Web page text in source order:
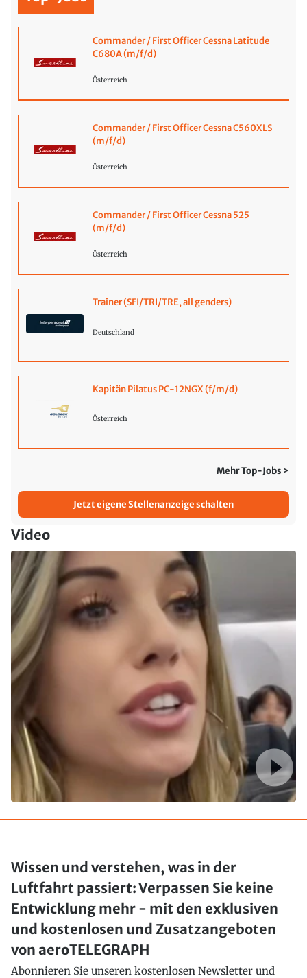
Commander / First Officer Cessna Latitude
C680A (m/f/d)
Österreich
Commander / First Officer Cessna C560XLS
(m/f/d)
Österreich
Commander / First Officer Cessna 525
(m/f/d)
Österreich
Trainer (SFI/TRI/TRE, all genders)
Deutschland
Kapitän Pilatus PC-12NGX (f/m/d)
Österreich
Mehr Top-Jobs >
Jetzt eigene Stellenanzeige schalten
Video
Wissen und verstehen, was in der
Luftfahrt passiert: Verpassen Sie keine
Entwicklung mehr - mit den exklusiven
und kostenlosen und Zusatzangeboten
von aeroTELEGRAPH
Abonnieren Sie unseren kostenlosen Newsletter und